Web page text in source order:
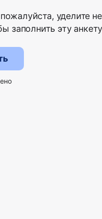
уделите
заполнить эту